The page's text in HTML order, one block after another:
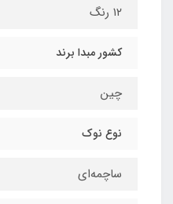
۱۲ رنگ
کشور مبدا برند
چین
نوع نوک
ساچمه‌ای